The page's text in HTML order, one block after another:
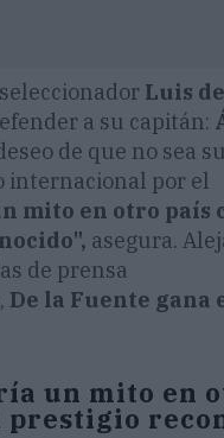
Luis
a su capitán:
de que no sea
internacional por el
mito en otro país
asegura.
de prensa
De la Fuente gana
un mito en
prestigio